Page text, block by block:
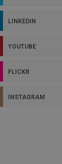
LINKEDIN
YOUTUBE
FLICKR
INSTAGRAM